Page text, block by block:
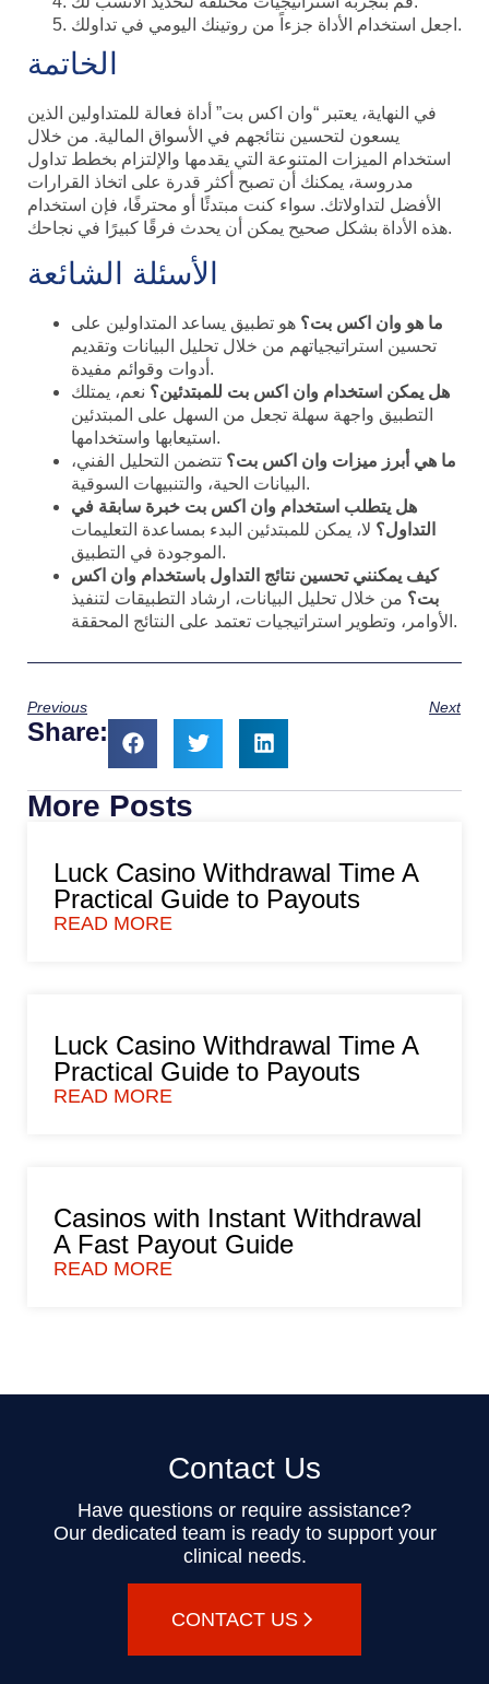
اجعل استخدام الأداة جزءاً من روتينك اليومي في تداولك.
الخاتمة
في النهاية، يعتبر “وان اكس بت” أداة فعالة للمتداولين الذين
يسعون لتحسين نتائجهم في الأسواق المالية. من خلال
استخدام الميزات المتنوعة التي يقدمها والإلتزام بخطط تداول
مدروسة، يمكنك أن تصبح أكثر قدرة على اتخاذ القرارات
الأفضل لتداولاتك. سواء كنت مبتدئًا أو محترفًا، فإن استخدام
هذه الأداة بشكل صحيح يمكن أن يحدث فرقًا كبيرًا في نجاحك.
الأسئلة الشائعة
ما هو وان اكس بت؟ هو تطبيق يساعد المتداولين على
تحسين استراتيجياتهم من خلال تحليل البيانات وتقديم
أدوات وقوائم مفيدة.
هل يمكن استخدام وان اكس بت للمبتدئين؟ نعم، يمتلك
التطبيق واجهة سهلة تجعل من السهل على المبتدئين
استيعابها واستخدامها.
ما هي أبرز ميزات وان اكس بت؟ تتضمن التحليل الفني،
البيانات الحية، والتنبيهات السوقية.
هل يتطلب استخدام وان اكس بت خبرة سابقة في
التداول؟ لا، يمكن للمبتدئين البدء بمساعدة التعليمات
الموجودة في التطبيق.
كيف يمكنني تحسين نتائج التداول باستخدام وان اكس
بت؟ من خلال تحليل البيانات، ارشاد التطبيقات لتنفيذ
الأوامر، وتطوير استراتيجيات تعتمد على النتائج المحققة.
Previous Next
Share:
More Posts
Luck Casino Withdrawal Time A
Practical Guide to Payouts
READ MORE
Luck Casino Withdrawal Time A
Practical Guide to Payouts
READ MORE
Casinos with Instant Withdrawal
A Fast Payout Guide
READ MORE
Contact Us
Have questions or require assistance?
Our dedicated team is ready to support your
clinical needs.
CONTACT US